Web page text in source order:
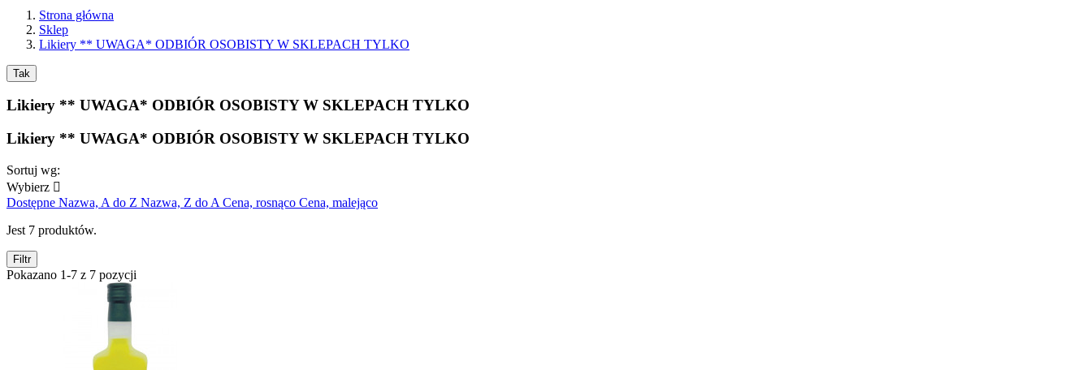
Strona główna
Sklep
Likiery ** UWAGA* ODBIÓR OSOBISTY W SKLEPACH TYLKO
Tak
Likiery ** UWAGA* ODBIÓR OSOBISTY W SKLEPACH TYLKO
Likiery ** UWAGA* ODBIÓR OSOBISTY W SKLEPACH TYLKO
Sortuj wg:
Wybierz 
Dostępne Nazwa, A do Z Nazwa, Z do A Cena, rosnąco Cena, malejąco
Jest 7 produktów.
Filtr
Pokazano 1-7 z 7 pozycji